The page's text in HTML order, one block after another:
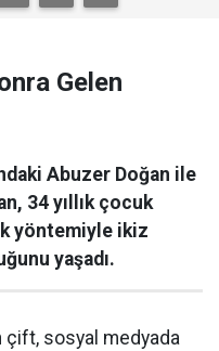
Gelen
Abuzer Doğan ile
34 yıllık çocuk
yöntemiyle ikiz
yaşadı.
çift, sosyal medyada